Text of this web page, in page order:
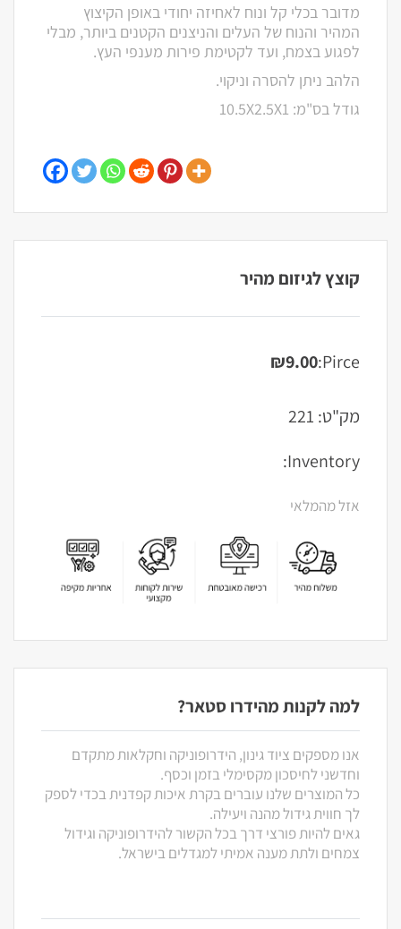
מדובר בכלי קל ונוח לאחיזה יחודי באופן הקיצוץ
המהיר והנוח של העלים והניצנים הקטנים ביותר, מבלי
לפגוע בצמח, ועד לקטימת פירות מענפי העץ.
הלהב ניתן להסרה וניקוי.
גודל בס"מ: 10.5X2.5X1
קוצץ לגיזום מהיר
Pirce:
₪9.00
מק"ט: 221
Inventory:
אזל מהמלאי
למה לקנות מהידרו סטאר?
אנו מספקים ציוד גינון, הידרופוניקה וחקלאות מתקדם
וחדשני לחיסכון מקסימלי בזמן וכסף.
כל המוצרים שלנו עוברים בקרת איכות קפדנית בכדי לספק
לך חווית גידול מהנה ויעילה.
גאים להיות פורצי דרך בכל הקשור להידרופוניקה וגידול
צמחים ולתת מענה אמיתי למגדלים בישראל.